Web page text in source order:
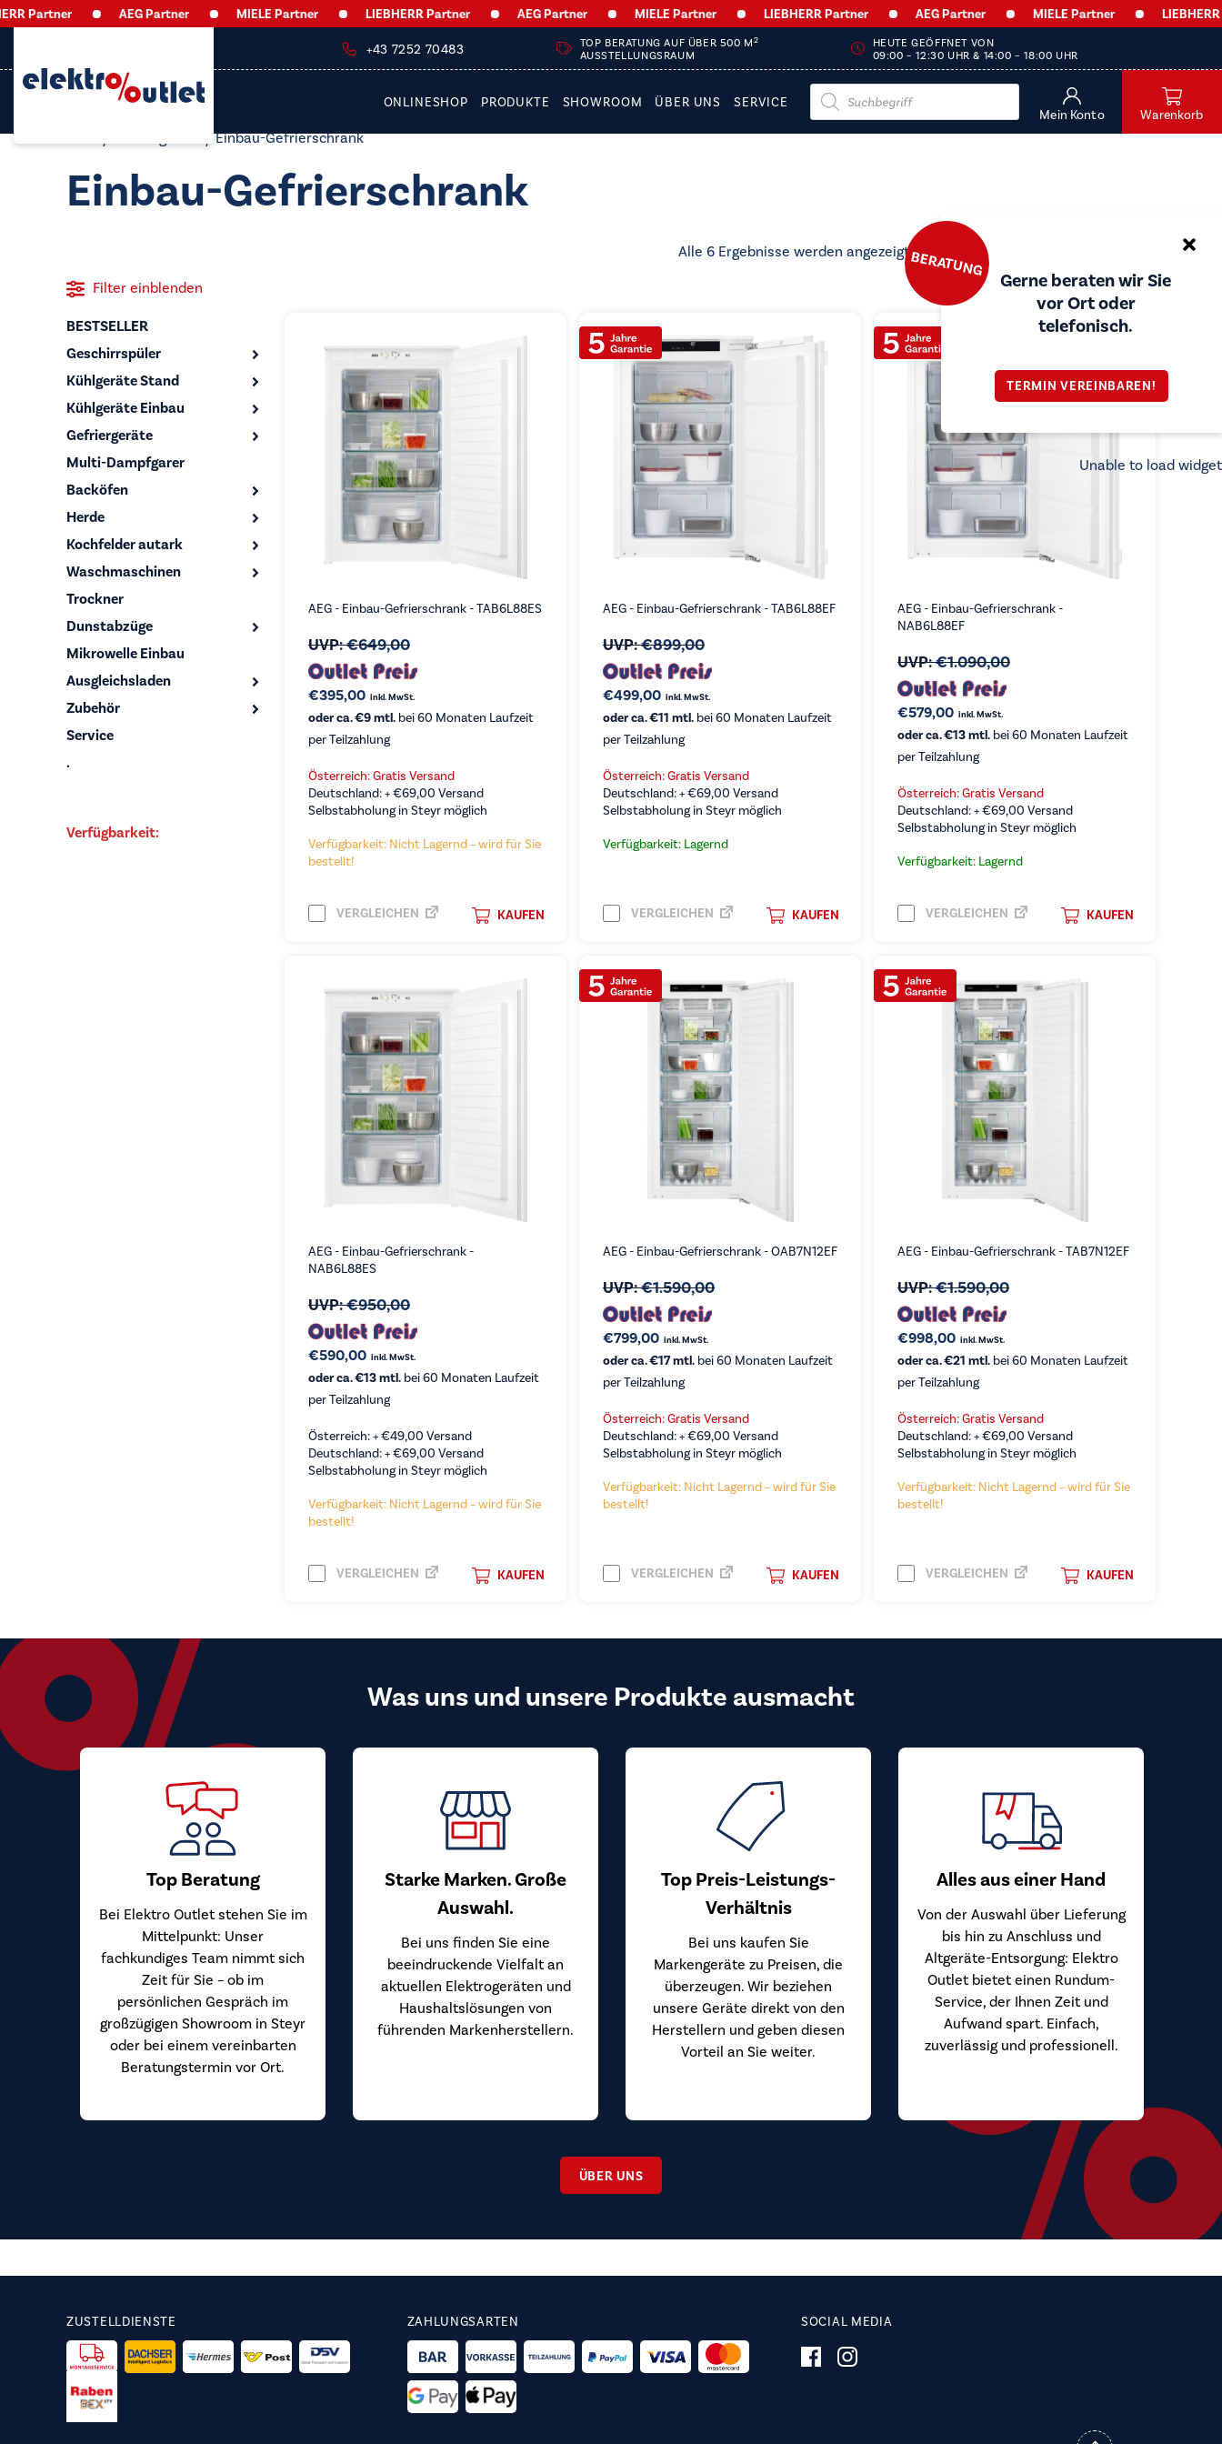
Partner AEG Partner MIELE Partner LIEBHERR Partner AEG Partner MIELE Partner LIEBHERR Partner AEG Partner MIELE Partner LIEBHERR
+43 7252 70483 TOP BERATUNG AUF ÜBER 500 M 2
AUSSTELLUNGSRAUM
HEUTE GEÖFFNET VON
09:00 – 12:30 UHR & 14:00 – 18:00 UHR
ONLINESHOP PRODUKTE SHOWROOM ÜBER UNS SERVICE
Products
search
Mein Konto Warenkorb
BERATUNG
Gerne beraten wir Sie
vor Ort oder
telefonisch.
TERMIN VEREINBAREN!
/ Einbau-Gefrierschrank
Einbau-Gefrierschrank
Alle 6 Ergebnisse werden angezeigtNach
Preis
sortiert:
Filter einblenden
BESTSELLER
Geschirrspüler
Kühlgeräte Stand
Kühlgeräte Einbau
Gefriergeräte
Multi-Dampfgarer
Backöfen
Herde
Kochfelder autark
Waschmaschinen
Trockner
Dunstabzüge
Mikrowelle Einbau
Ausgleichsladen
Zubehör
Service
.
Verfügbarkeit:
AEG - Einbau-Gefrierschrank - TAB6L88ES
UVP:€649,00
€395,00 inkl. MwSt.
oder ca. €9 mtl. bei 60 Monaten Laufzeit
per Teilzahlung
Österreich: Gratis Versand
Deutschland: +€69,00 Versand
Selbstabholung in Steyr möglich
Verfügbarkeit: Nicht Lagernd – wird für Sie
bestellt!
KAUFEN
VERGLEICHEN
AEG - Einbau-Gefrierschrank - TAB6L88EF
UVP:€899,00
€499,00 inkl. MwSt.
oder ca. €11 mtl.bei 60 Monaten Laufzeit
per Teilzahlung
Österreich: Gratis Versand
Deutschland: +€69,00 Versand
Selbstabholung in Steyr möglich
Verfügbarkeit: Lagernd
KAUFEN
VERGLEICHEN
AEG - Einbau-Gefrierschrank -
NAB6L88EF
UVP:€1.090,00
€579,00 inkl. MwSt.
oder ca. €13 mtl.bei 60 Monaten Laufzeit
per Teilzahlung
Österreich: Gratis Versand
Deutschland: +€69,00 Versand
Selbstabholung in Steyr möglich
Verfügbarkeit: Lagernd
KAUFEN
VERGLEICHEN
AEG - Einbau-Gefrierschrank -
NAB6L88ES
UVP:€950,00
€590,00 inkl. MwSt.
oder ca. €13 mtl. bei 60 Monaten Laufzeit
per Teilzahlung
Österreich: +€49,00 Versand
Deutschland: +€69,00 Versand
Selbstabholung in Steyr möglich
Verfügbarkeit: Nicht Lagernd – wird für Sie
bestellt!
KAUFEN
VERGLEICHEN
AEG - Einbau-Gefrierschrank - OAB7N12EF
UVP:€1.590,00
€799,00 inkl. MwSt.
oder ca. €17 mtl.bei 60 Monaten Laufzeit
per Teilzahlung
Österreich: Gratis Versand
Deutschland: +€69,00 Versand
Selbstabholung in Steyr möglich
Verfügbarkeit: Nicht Lagernd – wird für Sie
bestellt!
KAUFEN
VERGLEICHEN
AEG - Einbau-Gefrierschrank - TAB7N12EF
UVP:€1.590,00
€998,00 inkl. MwSt.
oder ca. €21 mtl.bei 60 Monaten Laufzeit
per Teilzahlung
Österreich: Gratis Versand
Deutschland: +€69,00 Versand
Selbstabholung in Steyr möglich
Verfügbarkeit: Nicht Lagernd – wird für Sie
bestellt!
KAUFEN
VERGLEICHEN
Was uns und unsere Produkte ausmacht
Top Beratung
Bei Elektro Outlet stehen Sie im
Mittelpunkt: Unser
fachkundiges Team nimmt sich
Zeit für Sie – ob im
persönlichen Gespräch im
großzügigen Showroom in Steyr
oder bei einem vereinbarten
Beratungstermin vor Ort.
Starke Marken. Große
Auswahl.
Bei uns finden Sie eine
beeindruckende Vielfalt an
aktuellen Elektrogeräten und
Haushaltslösungen von
führenden Markenherstellern.
Top Preis-Leistungs-
Verhältnis
Bei uns kaufen Sie
Markengeräte zu Preisen, die
überzeugen. Wir beziehen
unsere Geräte direkt von den
Herstellern und geben diesen
Vorteil an Sie weiter.
Alles aus einer Hand
Von der Auswahl über Lieferung
bis hin zu Anschluss und
Altgeräte-Entsorgung: Elektro
Outlet bietet einen Rundum-
Service, der Ihnen Zeit und
Aufwand spart. Einfach,
zuverlässig und professionell.
ÜBER UNS
ZUSTELLDIENSTE ZAHLUNGSARTEN SOCIAL MEDIA
Unable to load widget